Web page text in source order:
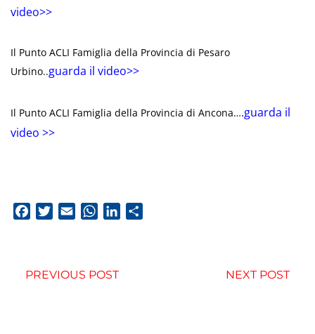
video>>
Il Punto ACLI Famiglia della Provincia di Pesaro
Urbino..guarda il video>>
Il Punto ACLI Famiglia della Provincia di Ancona….guarda il
video >>
FacebookTwitterEmail WhatsApp
LinkedIn
PREVIOUS POST NEXT POST